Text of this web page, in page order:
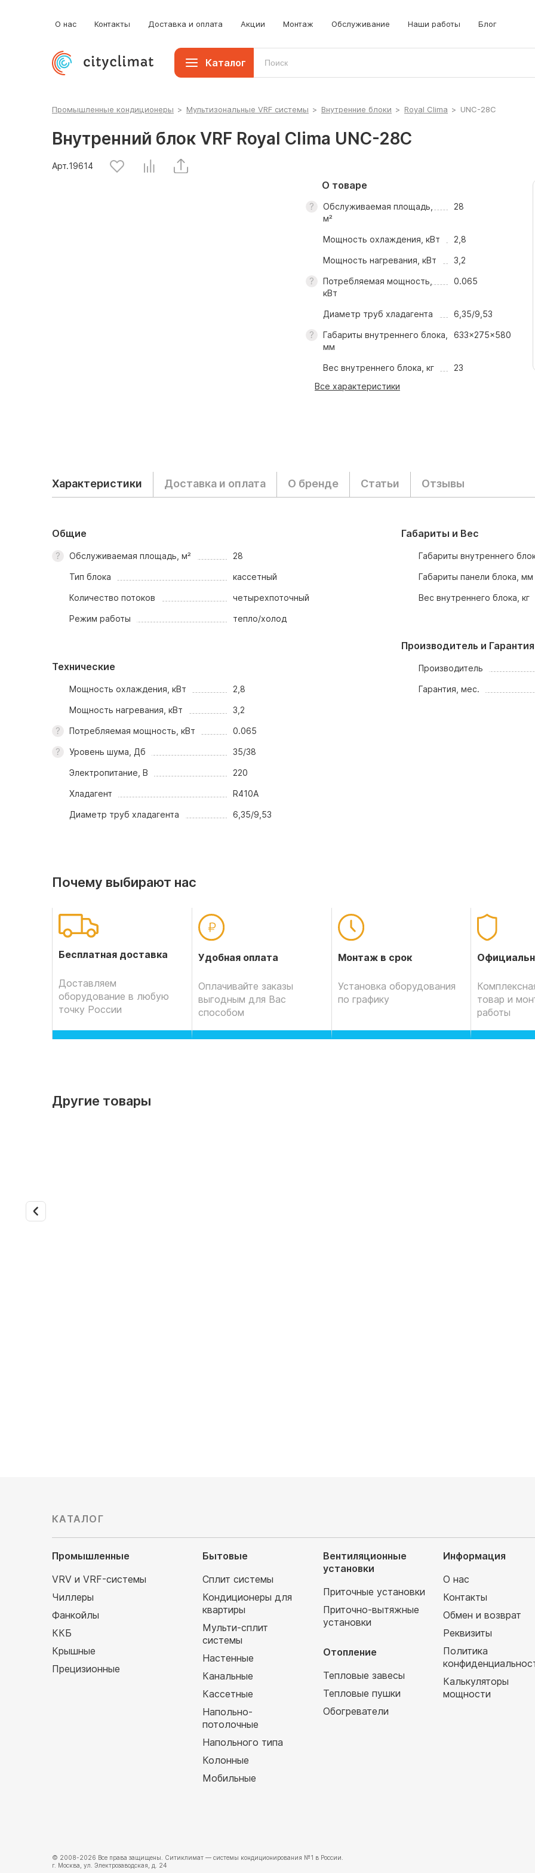
О нас Контакты Доставка и оплата Акции Монтаж Обслуживание Наши работы Блог
Каталог
Промышленные кондиционеры > Мультизональные VRF системы > Внутренние блоки > Royal Clima > UNC-28C
Внутренний блок VRF Royal Clima UNC-28C
Арт.19614
О товаре
Обслуживаемая площадь,
м²
28
Мощность охлаждения, кВт 2,8
Мощность нагревания, кВт 3,2
Потребляемая мощность,
кВт
0.065
Диаметр труб хладагента 6,35/9,53
Габариты внутреннего блока,
мм
633x275x580
Вес внутреннего блока, кг
23
Все характеристики
Характеристики Доставка и оплата О бренде Статьи Отзывы
Общие
Обслуживаемая площадь, м² 28
Тип блока кассетный
Количество потоков четырехпоточный
Режим работы тепло/холод
Технические
Мощность охлаждения, кВт 2,8
Мощность нагревания, кВт 3,2
Потребляемая мощность, кВт 0.065
Уровень шума, Дб 35/38
Электропитание, В 220
Хладагент R410A
Диаметр труб хладагента 6,35/9,53
Габариты и Вес
Габариты внутреннего
Габариты панели блока, мм
Вес внутреннего блока, кг
Производитель и Гарантия
Производитель
Гарантия, мес.
Почему выбирают нас
Бесплатная доставка
Доставляем
оборудование в любую
точку России
Удобная оплата
Оплачивайте заказы
выгодным для Вас
способом
Монтаж в срок
Установка оборудования
по графику
товар и
работы
Другие товары
КАТАЛОГ
Промышленные
VRV и VRF-системы
Чиллеры
Фанкойлы
ККБ
Крышные
Прецизионные
Бытовые
Сплит системы
Кондиционеры для
квартиры
Мульти-сплит
системы
Настенные
Канальные
Кассетные
Напольно-
потолочные
Напольного типа
Колонные
Мобильные
Вентиляционные
установки
Приточные установки
Приточно-вытяжные
установки
Отопление
Тепловые завесы
Тепловые пушки
Обогреватели
Информация
О нас
Контакты
Обмен и возврат
Реквизиты
Политика
Калькуляторы
мощности
© 2008-2026 Все права защищены. Ситиклимат — системы кондиционирования №1 в России.
г. Москва, ул. Электрозаводская, д. 24